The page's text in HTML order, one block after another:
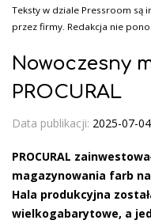
Teksty w dziale Pressroom są
przez firmy. Redakcja nie
Nowoczesny
PROCURAL
Data publikacji: 2025-07-04
PROCURAL
magazynowania farb
Hala produkcyjna
wielkogabarytowe, a